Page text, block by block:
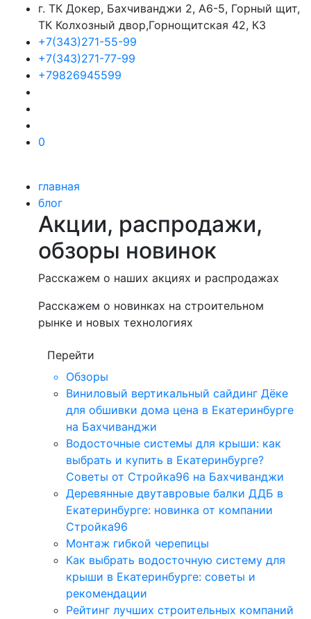
г. ТК Докер, Бахчиванджи 2, А6-5, Горный щит,
ТК Колхозный двор,Горнощитская 42, К3
+7(343)271-55-99
+7(343)271-77-99
+79826945599
0
главная
блог
Акции, распродажи,
обзоры новинок
Расскажем о наших акциях и распродажах
Расскажем о новинках на строительном
рынке и новых технологиях
Перейти
Обзоры
Виниловый вертикальный сайдинг Дёке
для обшивки дома цена в Екатеринбурге
на Бахчиванджи
Водосточные системы для крыши: как
выбрать и купить в Екатеринбурге?
Советы от Стройка96 на Бахчиванджи
Деревянные двутавровые балки ДДБ в
Екатеринбурге: новинка от компании
Стройка96
Монтаж гибкой черепицы
Как выбрать водосточную систему для
крыши в Екатеринбурге: советы и
рекомендации
Рейтинг лучших строительных компаний